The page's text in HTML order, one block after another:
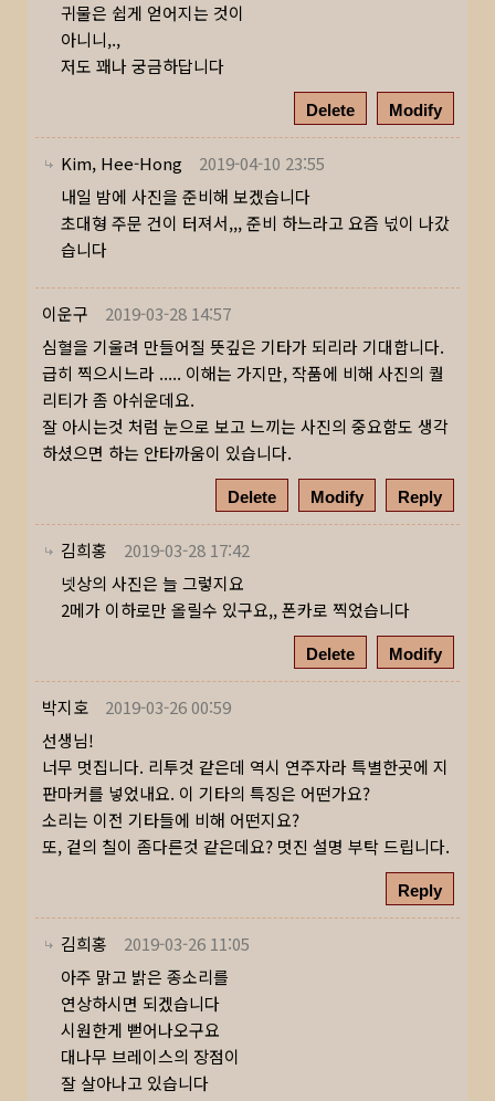
귀물은 쉽게 얻어지는 것이
아니니,.,
저도 꽤나 궁금하답니다
Delete Modify
Kim, Hee-Hong
2019-04-10 23:55
내일 밤에 사진을 준비해 보겠습니다
초대형 주문 건이 터져서,,, 준비 하느라고 요즘 넋이 나갔
습니다
이운구
2019-03-28 14:57
심혈을 기울려 만들어질 뜻깊은 기타가 되리라 기대합니다.
급히 찍으시느라 ..... 이해는 가지만, 작품에 비해 사진의 퀄
리티가 좀 아쉬운데요.
잘 아시는것 처럼 눈으로 보고 느끼는 사진의 중요함도 생각
하셨으면 하는 안타까움이 있습니다.
Delete Modify Reply
김희홍
2019-03-28 17:42
넷상의 사진은 늘 그렇지요
2메가 이하로만 올릴수 있구요,, 폰카로 찍었습니다
Delete Modify
박지호
2019-03-26 00:59
선생님!
너무 멋집니다. 리투것 같은데 역시 연주자라 특별한곳에 지
판마커를 넣었내요. 이 기타의 특징은 어떤가요?
소리는 이전 기타들에 비해 어떤지요?
또, 겉의 칠이 좀다른것 같은데요? 멋진 설명 부탁 드립니다.
Reply
김희홍
2019-03-26 11:05
아주 맑고 밝은 종소리를
연상하시면 되겠습니다
시원한게 뻗어나오구요
대나무 브레이스의 장점이
잘 살아나고 있습니다